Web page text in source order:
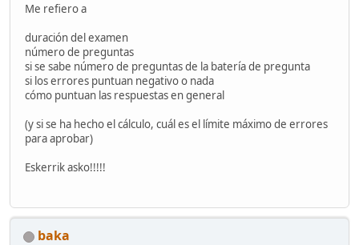
Me refiero a
duración del examen
número de preguntas
si se sabe número de preguntas de la batería de pregunta
si los errores puntuan negativo o nada
cómo puntuan las respuestas en general
(y si se ha hecho el cálculo, cuál es el límite máximo de errores
para aprobar)
Eskerrik asko!!!!!
baka